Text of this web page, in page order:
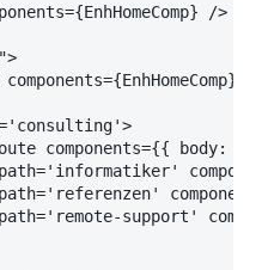
/>
/
components={{ body:
support'